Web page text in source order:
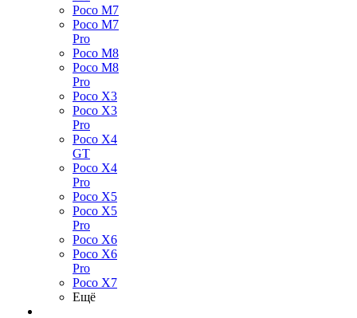
Poco M7
Poco M7
Pro
Poco M8
Poco M8
Pro
Poco X3
Poco X3
Pro
Poco X4
GT
Poco X4
Pro
Poco X5
Poco X5
Pro
Poco X6
Poco X6
Pro
Poco X7
Ещё